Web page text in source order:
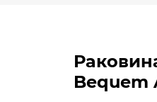
Bequem